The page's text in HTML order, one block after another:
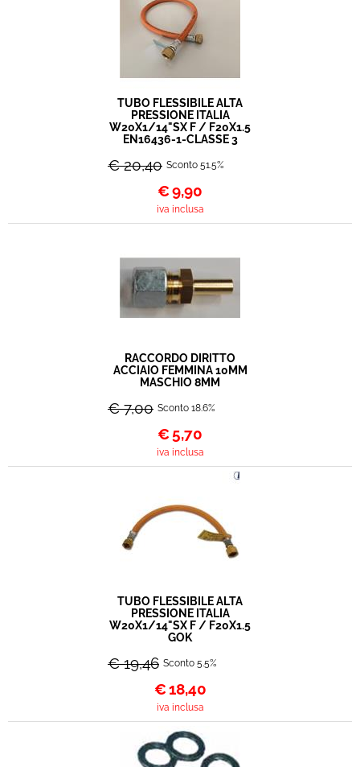
TUBO FLESSIBILE ALTA
PRESSIONE ITALIA
W20X1/14"SX F / F20X1.5
EN16436-1-CLASSE 3
€ 20,40 Sconto 51.5%
€9,90
iva inclusa
RACCORDO DIRITTO
ACCIAIO FEMMINA 10MM
MASCHIO 8MM
€ 7,00 Sconto 18.6%
€ 5,70
iva inclusa
TUBO FLESSIBILE ALTA
PRESSIONE ITALIA
W20X1/14"SX F / F20X1.5
GOK
€ 19,46 Sconto 5.5%
€18,40
iva inclusa